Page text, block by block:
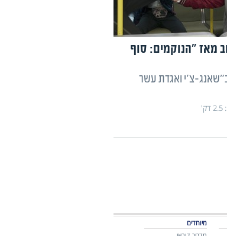
מאז "הנוקמים: סוף
צ'י ואגדת עשר
2.5 דק'
מיוחדים